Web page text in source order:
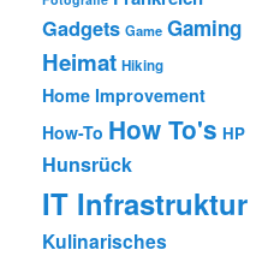
Gadgets Game Gaming
Heimat Hiking
Home Improvement
How-To How To's HP
Hunsrück
IT Infrastruktur
Kulinarisches